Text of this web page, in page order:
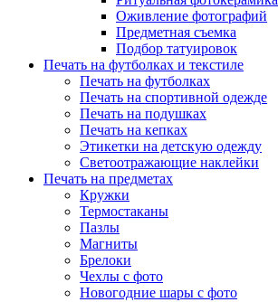
Оживление фотографий
Предметная съемка
Подбор татуировок
Печать на футболках и текстиле
Печать на футболках
Печать на спортивной одежде
Печать на подушках
Печать на кепках
Этикетки на детскую одежду
Светоотражающие наклейки
Печать на предметах
Кружки
Термостаканы
Пазлы
Магниты
Брелоки
Чехлы с фото
Новогодние шары с фото